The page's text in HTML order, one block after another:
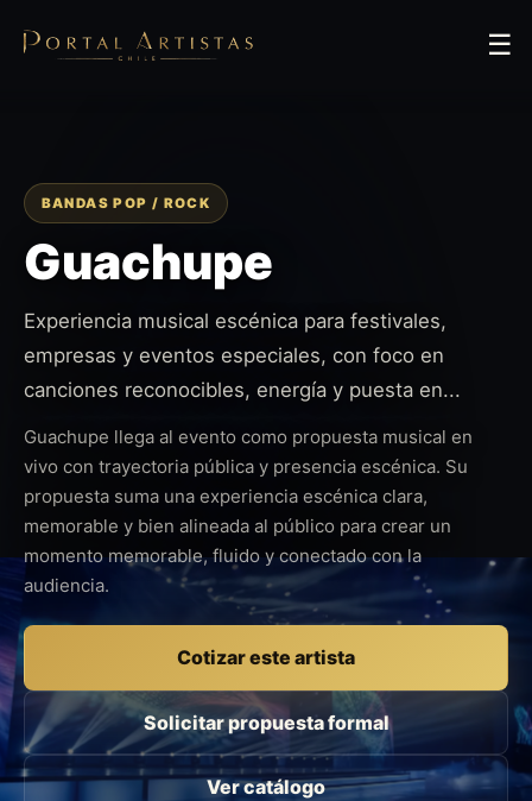
☰
BANDAS POP / ROCK
Guachupe
Experiencia musical escénica para festivales,
empresas y eventos especiales, con foco en
canciones reconocibles, energía y puesta en...
Guachupe llega al evento como propuesta musical en
vivo con trayectoria pública y presencia escénica. Su
propuesta suma una experiencia escénica clara,
memorable y bien alineada al público para crear un
momento memorable, fluido y conectado con la
audiencia.
Cotizar este artista
Solicitar propuesta formal
Ver catálogo